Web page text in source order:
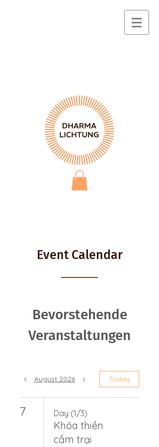
Event Calendar
Bevorstehende
Veranstaltungen
August 2026 Today
7 Day (1/3)
Khóa thiền
cắm trại